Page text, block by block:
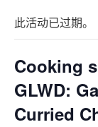
此活动已过期。
Cooking
GLWD:
Curried